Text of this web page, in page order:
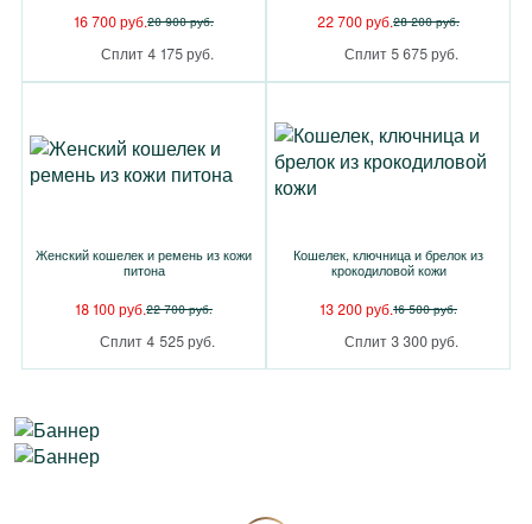
16 700 руб.20 900 руб.
Сплит 4 175 руб.
22 700 руб.28 200 руб.
Сплит 5 675 руб.
Женский кошелек и ремень из кожи
питона
18 100 руб.22 700 руб.
Сплит 4 525 руб.
Кошелек, ключница и брелок из
крокодиловой кожи
13 200 руб.16 500 руб.
Сплит 3 300 руб.